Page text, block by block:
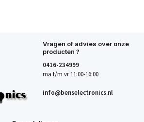
Vragen of advies over onze
producten ?
0416-234999
ma t/m vr 11:00-16:00
info@benselectronics.nl